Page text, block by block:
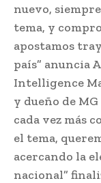
nuevo,
tema, y
apostamos
país” anuncia
Intelligence
y dueño de
cada vez más
el tema,
acercando la
nacional”